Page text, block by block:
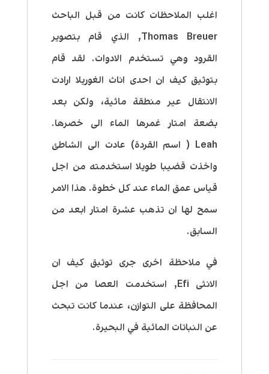
اغلب الملاحظات كانت من قبل الباحث
Thomas Breuer, الذي قام بتصوير
القرود وهي تستخدم الادوات. لقد قام
بتوثيق كيف ان احدى اناث الغوريلا ارادت
الانتقال عير منطقة مائية، ولكن بعد
بضعة امتار غمرها الماء الى خصرها.
Leah ( اسم القردة) عادت الى الشاطئ
واخذت قضيبا طويلا استخدمته من اجل
قياس عمق الماء عند كل خطوة. هذا الامر
سمح لها ان تذهب عشرة امتار ابعد من
السابق.
في ملاحظة اخرى جرى توثيق كيف ان
الانثى Efi, استخدمت العصا من اجل
المحافظة على التوازن، عندما كانت تبحث
عن النباتات المائية في البحيرة.